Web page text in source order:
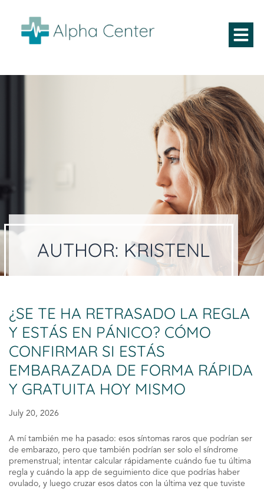
AUTHOR: KRISTENL
¿SE TE HA RETRASADO LA REGLA
Y ESTÁS EN PÁNICO? CÓMO
CONFIRMAR SI ESTÁS
EMBARAZADA DE FORMA RÁPIDA
Y GRATUITA HOY MISMO
July 20, 2026
A mí también me ha pasado: esos síntomas raros que podrían ser
de embarazo, pero que también podrían ser solo el síndrome
premenstrual; intentar calcular rápidamente cuándo fue tu última
regla y cuándo la app de seguimiento dice que podrías haber
ovulado, y luego cruzar esos datos con la última vez que tuviste